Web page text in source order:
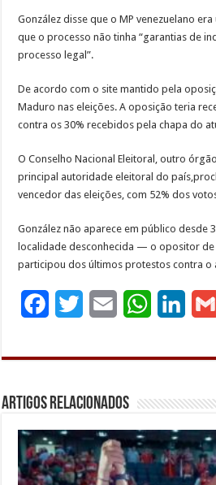
González disse que o MP venezuelano
que o processo não tinha “garantias de
processo legal”.
De acordo com o site mantido pela
Maduro nas eleições. A oposição teria
contra os 30% recebidos pela chapa do
O Conselho Nacional Eleitoral, outro
principal autoridade eleitoral do
vencedor das eleições, com 52% dos
González não aparece em público desde
localidade desconhecida — o opositor de
participou dos últimos protestos contra o
c
b
o
o
i
t
e
r
a
l
W
a
s
A
p
n
e
d
I
Artigos Relacionados